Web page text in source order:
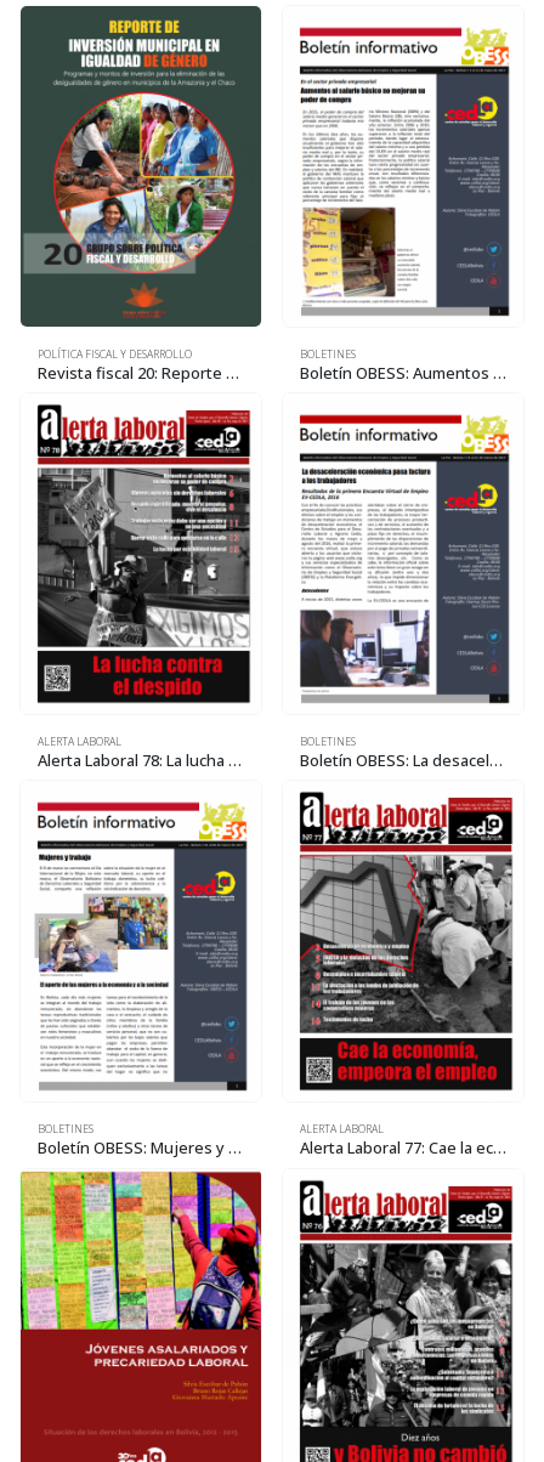
POLÍTICA FISCAL Y DESARROLLO
Revista fiscal 20: Reporte de inversión municipal en igualdad de género
BOLETINES
Boletín OBESS: Aumentos al salario básico no mejoran su poder de compra
ALERTA LABORAL
Alerta Laboral 78: La lucha contra el despido
BOLETINES
Boletín OBESS: La desaceleración económica pasa factura a los trabajadores. Resultados de la primera Encuesta Virtual de Empleo EV-CEDLA 2016
BOLETINES
Boletín OBESS: Mujeres y trabajo. El aporte de las mujeres a la economía y a la sociedad
ALERTA LABORAL
Alerta Laboral 77: Cae la economía, empeora el empleo